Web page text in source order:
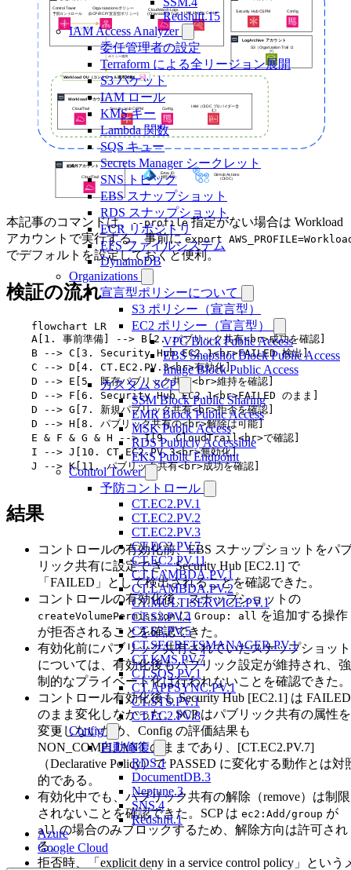
Redshift.15
IAM Access Analyzer
委任管理者の設定
Terraform による全リージョン展開
S3 バケット
IAM ロール
KMS キー
Lambda 関数
SQS キュー
Secrets Manager シークレット
SNS トピック
EBS スナップショット
RDS スナップショット
ECR リポジトリ
EFS ファイルシステム
DynamoDB
Organizations
宣言型ポリシーについて
S3 ポリシー（宣言型）
EC2 ポリシー（宣言型）
VPC Block Public Access
EBS Snapshot Block Public Access
Image Block Public Access
カスタム SCP
SSM Block Public Sharing
EMR Block Public Access
MSK Public Access
RDS Publicly Accessible
EKS Public Endpoint
Control Tower
予防コントロール
CT.EC2.PV.1
CT.EC2.PV.2
CT.EC2.PV.3
CT.EC2.PV.7
CT.EC2.PV.11
CT.LAMBDA.PV.1
CT.LAMBDA.PV.2
CT.MULTISERVICE.PV.1
CT.S3.PV.4
CT.S3.PV.5
CT.SECRETSMANAGER.PV.1
CT.KMS.PV.7
CT.SQS.PV.1
CT.APPSYNC.PV.1
CT.STS.PV.1
CT.EC2.PV.8
Config
自動修復
RDS.1
DocumentDB.3
Neptune.3
SNS.4
Redshift.1
Azure
Google Cloud
本記事のコマンドは、--profile指定がない場合は Workload
アカウントで実行する。事前にexport
でデフォルトを設定しておくと便利。
検証の流れ
    flowchart LR
    A[1. 事前準備] --> B[2. パブリック共有<br>成功を確認]
    B --> C[3. Security Hub EC2.1<br>FAILED 検出]
    C --> D[4. CT.EC2.PV.3<br>有効化]
    D --> E[5. 既存パブリック共有<br>維持を確認]
    D --> F[6. Security Hub EC2.1<br>FAILED のまま]
    D --> G[7. 新規パブリック共有<br>拒否を確認]
    D --> H[8. パブリック共有の<br>解除は可能]
    E & F & G & H --> I[9. CloudTrail<br>で確認]
    I --> J[10. CT.EC2.PV.3<br>無効化]
    J --> K[11. パブリック共有<br>成功を確認]
結果
コントロールの有効化前、EBS スナップショットをパ
リック共有に設定でき、Security Hub [EC2.1] で
「FAILED」として検出されることを確認できた。
コントロールの有効化後、スナップショットの
createVolumePermissionに Group: all を追加する操作
が拒否されることを確認できた。
有効化前にパブリック共有されていたスナップショット
については、有効化後もパブリック設定が維持され、強
制的なプライベート化は行われないことを確認できた。
コントロール有効化後も Security Hub [EC2.1] は FAILED
のまま変化しなかった。SCP はパブリック共有の属性を
変更しないため、Config の評価結果も
NON_COMPLIANT のままであり、[CT.EC2.PV.7]
（Declarative Policy）で PASSED に変化する動作とは対
的である。
有効化中でも、パブリック共有の解除（remove）は制限
されないことを確認できた。SCP は ec2:Add/group が
allの場合のみブロックするため、解除方向は許可され
る。
拒否時、「explicit deny in a service control policy」という